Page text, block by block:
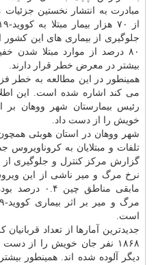
مبادرت به انتشار نخستین
از ۷۰ هزار بیمار مبتلا به كووید-۱۹ كردند. اطلاعات مركز
جلوگیری از بیماری های این
۸۰ درصد از موارد مبتلا شدن
بیشتر در معرض خطر قرار دارند.
همینطور در این مطالعه به خطر
می كند اشاره شده است. این
خویش را از دست داد.
شهر ووهان در استان هوبئی
تلفات و مبتلایان به
گزارش مركز كنترل و جلوگیری
مابقی مناطق
است.
جدیدترین آمارها از تعداد